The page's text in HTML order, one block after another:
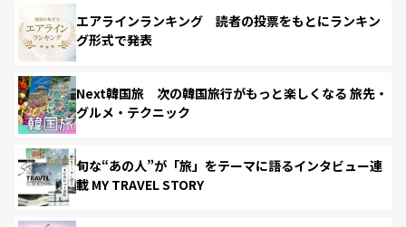
エアラインランキング 読者の投票をもとにランキン
グ形式で発表
Next韓国旅 次の韓国旅行がもっと楽しくなる 旅先・
グルメ・テクニック
旬な“あの人”が「旅」をテーマに語るインタビュー連
載 MY TRAVEL STORY